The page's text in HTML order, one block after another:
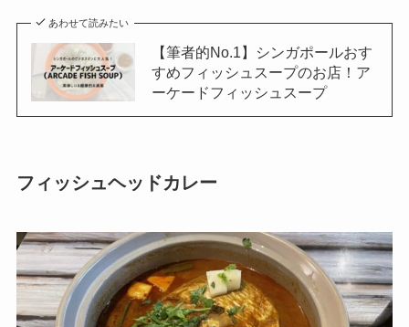
あわせて読みたい
【筆者的No.1】シンガポールおす
すめフィッシュスープのお店！ア
ーケードフィッシュスープ
フィッシュヘッドカレー